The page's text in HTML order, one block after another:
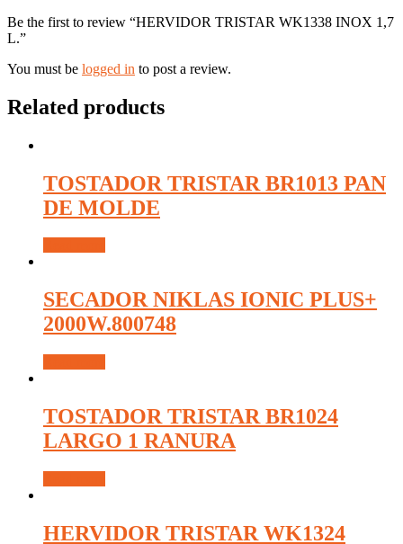
Be the first to review “HERVIDOR TRISTAR WK1338 INOX 1,7
L.”
You must be logged in to post a review.
Related products
TOSTADOR TRISTAR BR1013 PAN
DE MOLDE
SECADOR NIKLAS IONIC PLUS+
2000W.800748
TOSTADOR TRISTAR BR1024
LARGO 1 RANURA
HERVIDOR TRISTAR WK1324